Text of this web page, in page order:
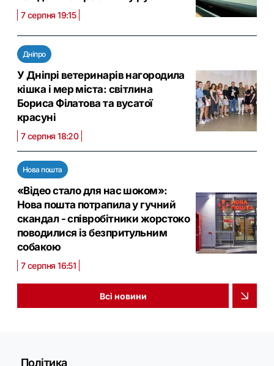
7 серпня 19:15
Дніпро
У Дніпрі ветеринарів нагородила
кішка і мер міста: світлина
Бориса Філатова та вусатої
красуні
7 серпня 18:20
Нова пошта
«Відео стало для нас шоком»:
Нова пошта потрапила у гучний
скандал - співробітники жорстоко
поводилися із безпритульним
собакою
7 серпня 16:51
Всі новини
Політика